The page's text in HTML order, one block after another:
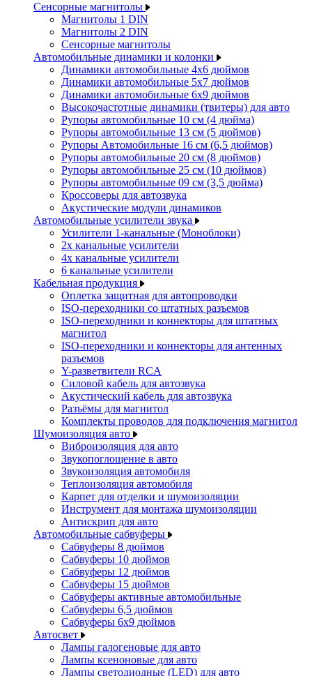
Сенсорные магнитолы
Магнитолы 1 DIN
Магнитолы 2 DIN
Сенсорные магнитолы
Автомобильные динамики и колонки
Динамики автомобильные 4x6 дюймов
Динамики автомобильные 5x7 дюймов
Динамики автомобильные 6x9 дюймов
Высокочастотные динамики (твитеры) для авто
Рупоры автомобильные 10 см (4 дюйма)
Рупоры автомобильные 13 см (5 дюймов)
Рупоры Автомобильные 16 см (6,5 дюймов)
Рупоры автомобильные 20 см (8 дюймов)
Рупоры автомобильные 25 см (10 дюймов)
Рупоры автомобильные 09 см (3,5 дюйма)
Кроссоверы для автозвука
Акустические модули динамиков
Автомобильные усилители звука
Усилители 1-канальные (Моноблоки)
2х канальные усилители
4х канальные усилители
6 канальные усилители
Кабельная продукция
Оплетка защитная для автопроводки
ISO-переходники со штатных разъемов
ISO-переходники и коннекторы для штатных
магнитол
ISO-переходники и коннекторы для антенных
разъемов
Y-разветвители RCA
Силовой кабель для автозвука
Акустический кабель для автозвука
Разъёмы для магнитол
Комплекты проводов для подключения магнитол
Шумоизоляция авто
Виброизоляция для авто
Звукопоглощение в авто
Звукоизоляция автомобиля
Теплоизоляция автомобиля
Карпет для отделки и шумоизоляции
Инструмент для монтажа шумоизоляции
Антискрип для авто
Автомобильные сабвуферы
Сабвуферы 8 дюймов
Сабвуферы 10 дюймов
Сабвуферы 12 дюймов
Сабвуферы 15 дюймов
Сабвуферы активные автомобильные
Сабвуферы 6,5 дюймов
Сабвуферы 6x9 дюймов
Автосвет
Лампы галогеновые для авто
Лампы ксеноновые для авто
Лампы светодиодные (LED) для авто